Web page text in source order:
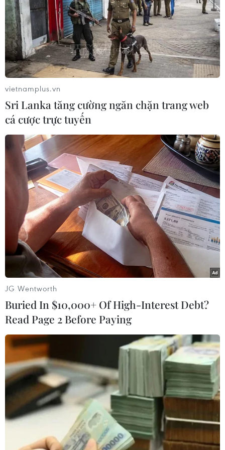
Niềm vui của các cổ động viên Việt Nam. (Ảnh: Minh
#U19 Việt Nam #U19 Myanmar
#Văn Long
#Văn Toàn
#Tuấn Anh
#Cận cảnh chiến thắng
TP. Hà Nội
Theo dõi VietnamPlus
vietnamplus.vn
Sri Lanka tăng cường ngăn chặn trang web
cá cược trực tuyến
JG Wentworth
Buried In $10,000+ Of High-Interest Debt?
Read Page 2 Before Paying